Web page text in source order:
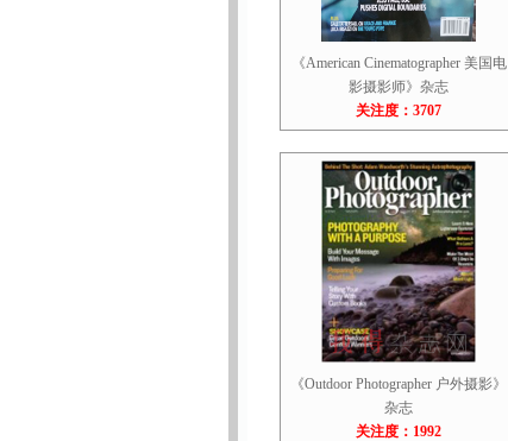
《American Cinematographer 美国电
影摄影师》杂志
关注度：3707
《Outdoor Photographer 户外摄影》
杂志
关注度：1992